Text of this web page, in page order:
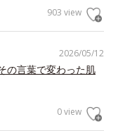
903 view
2026/05/12
の言葉で変わった肌
0 view